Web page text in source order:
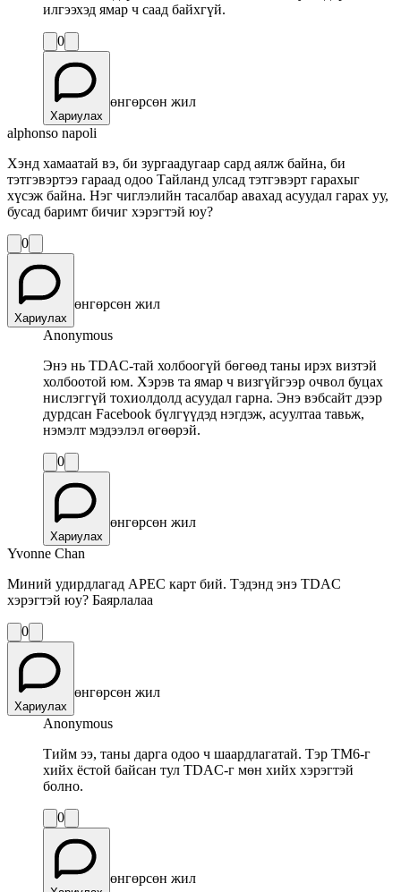
илгээхэд ямар ч саад байхгүй.
0
Хариулах
өнгөрсөн жил
alphonso napoli
Хэнд хамаатай вэ, би зургаадугаар сард аялж байна, би
тэтгэвэртээ гараад одоо Тайланд улсад тэтгэвэрт гарахыг
хүсэж байна. Нэг чиглэлийн тасалбар авахад асуудал гарах уу,
бусад баримт бичиг хэрэгтэй юу?
0
Хариулах
өнгөрсөн жил
Anonymous
Энэ нь TDAC-тай холбоогүй бөгөөд таны ирэх визтэй
холбоотой юм. Хэрэв та ямар ч визгүйгээр очвол буцах
нислэггүй тохиолдолд асуудал гарна. Энэ вэбсайт дээр
дурдсан Facebook бүлгүүдэд нэгдэж, асуултаа тавьж,
нэмэлт мэдээлэл өгөөрэй.
0
Хариулах
өнгөрсөн жил
Yvonne Chan
Миний удирдлагад APEC карт бий. Тэдэнд энэ TDAC
хэрэгтэй юу? Баярлалаа
0
Хариулах
өнгөрсөн жил
Anonymous
Тийм ээ, таны дарга одоо ч шаардлагатай. Тэр TM6-г
хийх ёстой байсан тул TDAC-г мөн хийх хэрэгтэй
болно.
0
өнгөрсөн жил